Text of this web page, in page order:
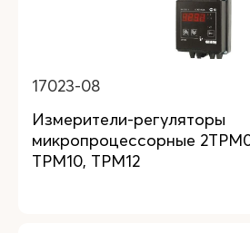
17023-08
Измерители-регуляторы
микропроцессорные
ТРМ10, ТРМ12